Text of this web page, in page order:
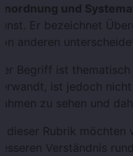
und
Er bezeichnet
anderen
Begriff ist thematisch
ist jedoch
zu sehen und
dieser Rubrik möchten
Verständnis